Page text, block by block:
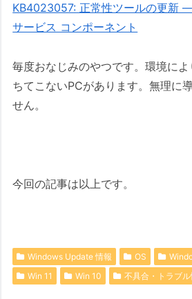
KB4023057: 正常性ツールの更新
サービス コンポーネント
毎度おなじみのやつです。環境に
ちてこないPCがあります。無理に
せん。
今回の記事は以上です。
Windows Update 情報 OS
Win 11
Win 10 不具合・トラブル